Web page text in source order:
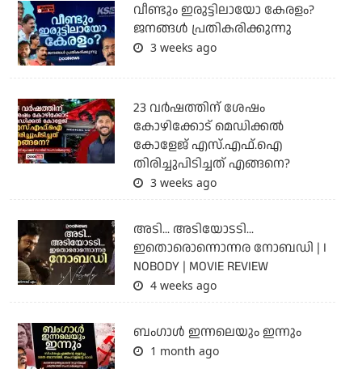
വീണ്ടും ഇരുട്ടിലായോ കേരളം?
ജനങ്ങൾ പ്രതികരിക്കുന്നു
3 weeks ago
23 വർഷത്തിന് ശേഷം
കോഴിക്കോട് മെഡിക്കൽ
കോളേജ് എസ്.എഫ്.ഐ
തിരിച്ചുപിടിച്ചത് എങ്ങനെ?
3 weeks ago
അടി... അടിയോടടി...
ഇതൊരൊന്നൊന്നര നോബഡി | I
NOBODY | MOVIE REVIEW
4 weeks ago
ബംഗാള്‍ ഇന്നലെയും ഇന്നും
1 month ago